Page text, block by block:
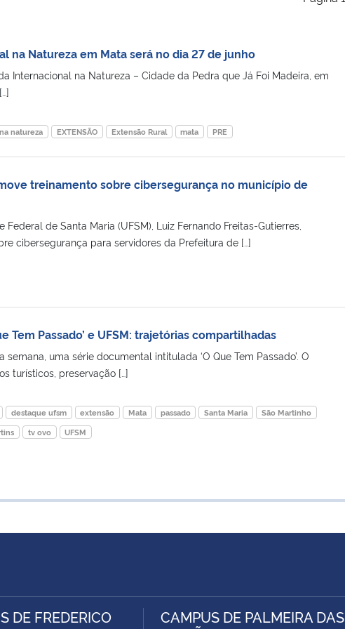
na Natureza em Mata será no dia 27 de junho
Internacional na Natureza – Cidade da Pedra que Já Foi Madeira, em
natureza EXTENSÃO Extensão Rural mata PRE
treinamento sobre cibersegurança no município de
de Santa Maria (UFSM), Luiz Fernando Freitas-Gutierres,
cibersegurança para servidores da Prefeitura de […]
Tem Passado’ e UFSM: trajetórias compartilhadas
semana, uma série documental intitulada ‘O Que Tem Passado’. O
turísticos, preservação […]
destaque ufsm extensão Mata passado Santa Maria
São Martinho
tv ovo UFSM
DE FREDERICO
CAMPUS DE PALMEIRA DAS